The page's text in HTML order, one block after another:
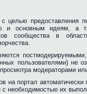
целью предоставления
и основным идеям, а
сообщества в
пользователями) не
модераторами
на портал автоматически
необходимостью их